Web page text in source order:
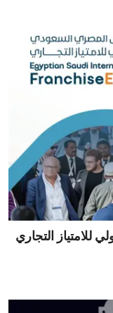
للامتياز التجاري